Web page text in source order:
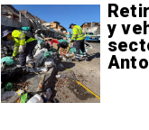
y